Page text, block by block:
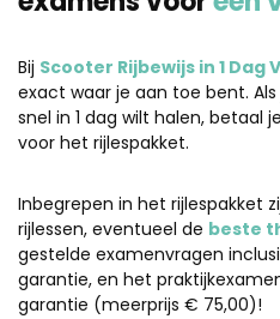
Bij Scooter Rijbewijs in 1 Dag
exact waar je aan toe bent.
snel in 1 dag wilt halen, betaal
voor het rijlespakket.
Inbegrepen in het rijlespakket
rijlessen, eventueel de beste
gestelde examenvragen
garantie, en het
garantie (meerprijs € 75,00)!